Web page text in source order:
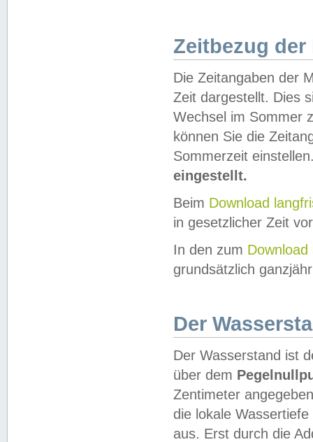
Zeitbezug der
Die Zeitangaben der
Zeit dargestellt. Dies
Wechsel im Sommer
können Sie die
Sommerzeit
eingestellt.
Beim Download
in gesetzlicher Zeit
In den zum Download
grundsätzlich
Der
Der Wasserstand ist
über dem
Zentimeter
die lokale
aus. Erst durch die